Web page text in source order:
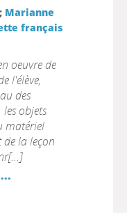
Marianne
français
oeuvre de
l'élève,
des
objets
matériel
de la leçon